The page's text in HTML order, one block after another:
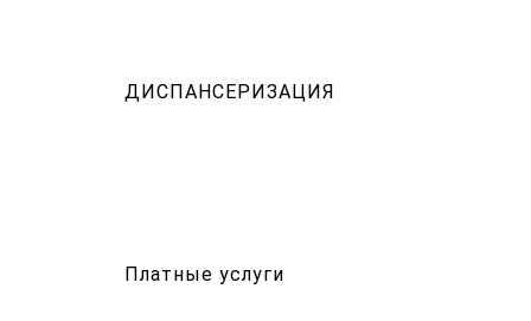
ДИСПАНСЕРИЗАЦИЯ
Платные услуги